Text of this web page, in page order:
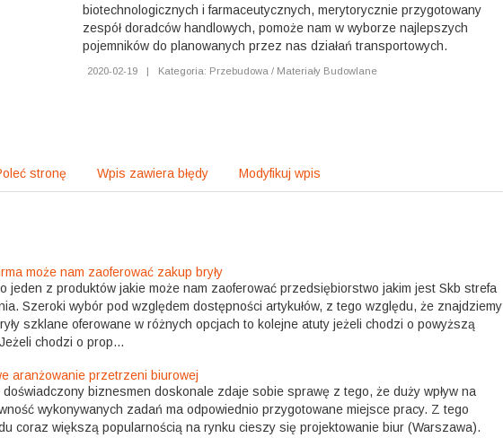
biotechnologicznych i farmaceutycznych, merytorycznie przygotowany
zespół doradców handlowych, pomoże nam w wyborze najlepszych
pojemników do planowanych przez nas działań transportowych.
2020-02-19 | Kategoria: Przebudowa / Materiały Budowlane
stronę Wpis zawiera błędy Modyfikuj wpis
może nam zaoferować zakup bryły
jeden z produktów jakie może nam zaoferować przedsiębiorstwo jakim jest Skb strefa
Szeroki wybór pod względem dostępności artykułów, z tego względu, że znajdziemy
szklane oferowane w różnych opcjach to kolejne atuty jeżeli chodzi o powyższą
chodzi o prop...
aranżowanie przetrzeni biurowej
doświadczony biznesmen doskonale zdaje sobie sprawę z tego, że duży wpływ na
wykonywanych zadań ma odpowiednio przygotowane miejsce pracy. Z tego
coraz większą popularnością na rynku cieszy się projektowanie biur (Warszawa).